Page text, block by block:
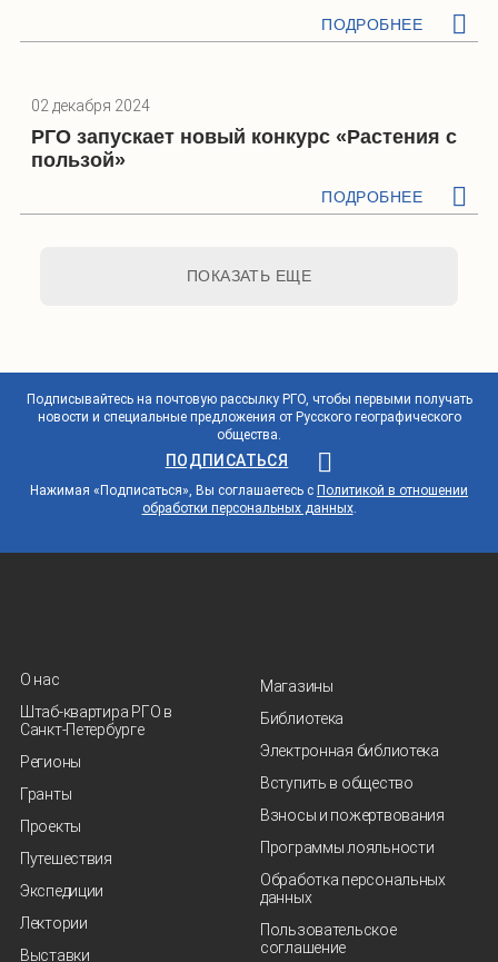
ПОДРОБНЕЕ
02 декабря 2024
РГО запускает новый конкурс «Растения с
пользой»
ПОДРОБНЕЕ
ПОКАЗАТЬ ЕЩЕ
Подписывайтесь на почтовую рассылку РГО, чтобы первыми получать
новости и специальные предложения от Русского географического
общества.
ПОДПИСАТЬСЯ
Нажимая «Подписаться», Вы соглашаетесь с Политикой в отношении
обработки персональных данных.
О нас
Штаб-квартира РГО в
Санкт‑Петербурге
Регионы
Гранты
Проекты
Путешествия
Экспедиции
Лектории
Выставки
Магазины
Библиотека
Электронная библиотека
Вступить в общество
Взносы и пожертвования
Программы лояльности
Обработка персональных
данных
Пользовательское
соглашение